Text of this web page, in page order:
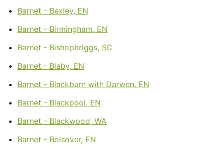
Barnet - Bexley, EN
Barnet - Birmingham, EN
Barnet - Bishopbriggs, SC
Barnet - Blaby, EN
Barnet - Blackburn with Darwen, EN
Barnet - Blackpool, EN
Barnet - Blackwood, WA
Barnet - Bolsover, EN